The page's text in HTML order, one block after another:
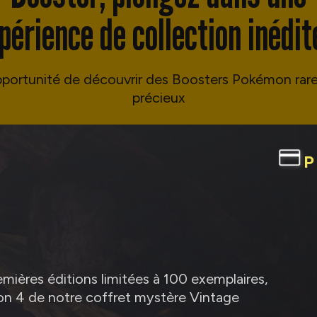
de collection
de découvrir des Boosters Pokémon
précieux
PAIEMENT
éditions limitées à 100 exemplaires,
4 de notre coffret mystère Vintage